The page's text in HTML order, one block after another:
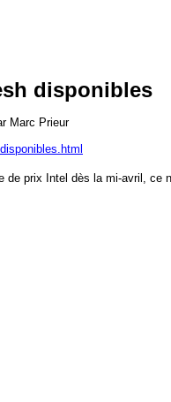
disponibles
Marc Prieur
de prix Intel dès la mi-avril, ce